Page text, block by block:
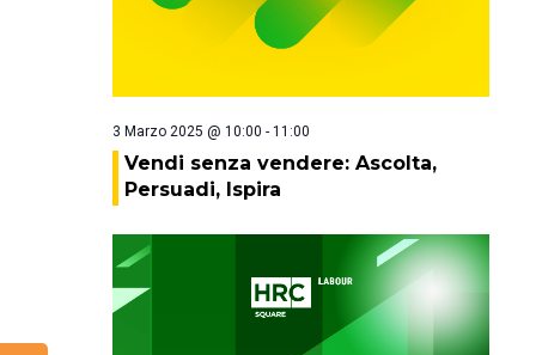
3 Marzo 2025 @ 10:00 - 11:00
Vendi senza vendere: Ascolta,
Persuadi, Ispira